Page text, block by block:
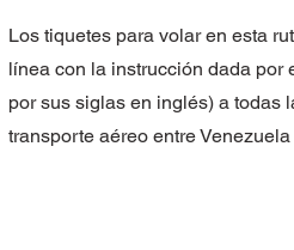
Los tiquetes para volar en esta
línea con la instrucción dada por
por sus siglas en inglés) a todas
transporte aéreo entre